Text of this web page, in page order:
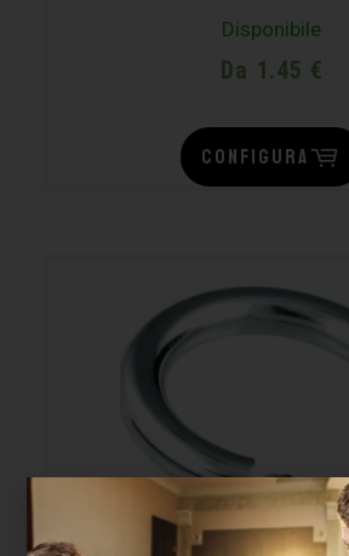
Disponibile
Da 1.45 €
CONFIGURA